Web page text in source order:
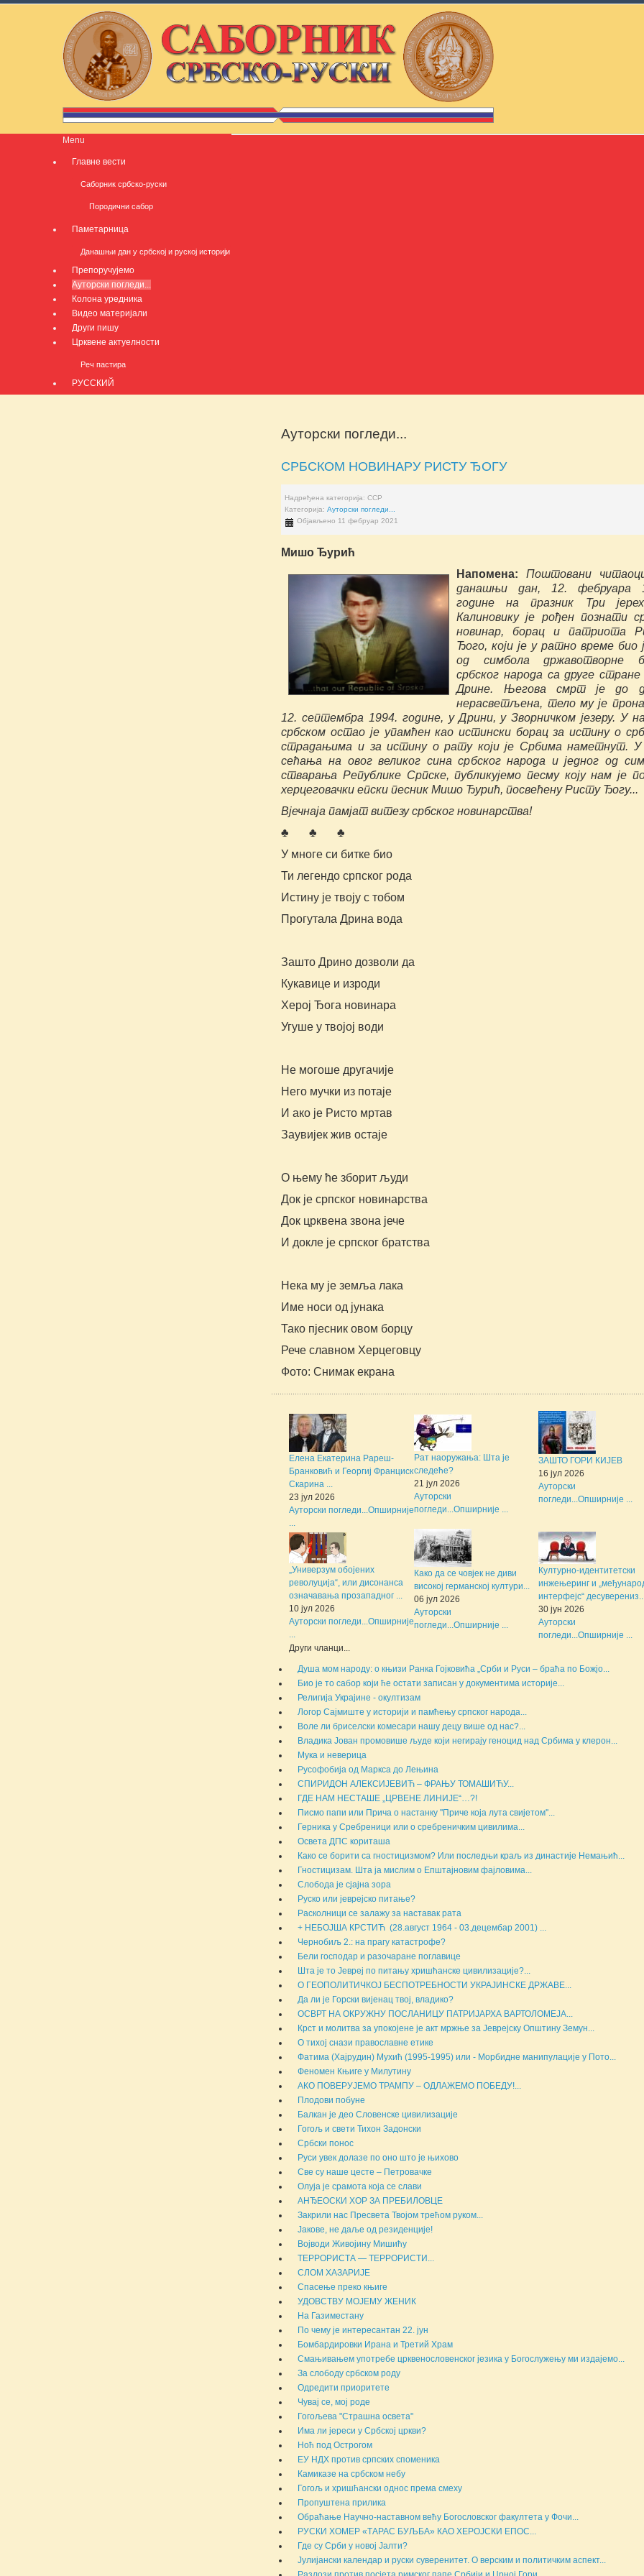
Menu
Главне вести
Саборник србско-руски
Породични сабор
Паметарница
Данашњи дан у србској и руској историји
Препоручујемо
Ауторски погледи...
Колона уредника
Видео материјали
Други пишу
Црквене актуелности
Реч пастира
РУССКИЙ
Ауторски погледи...
СРБСКОМ НОВИНАРУ РИСТУ ЂОГУ
Надређена категорија:ССР
Категорија:Ауторски погледи...
Објављено 11 фебруар 2021
Мишо Ђурић
Напомена:Поштовани
данашњи дан, 12. фебруара
године на празник Три
Калиновику је рођен познати
новинар, борац и патриота
Ђого, који је у ратно време био
од симбола државотворне
србског народа са друге стране
Дрине. Његова смрт је до
нерасветљена, тело му је
12. септембра 1994. године, у Дрини, у Зворничком језеру. У
србском остао је упамћен као истински борац за истину о
страдањима и за истину о рату који је Србима наметнут. У
сећања на овог великог сина србског народа и једног од
стварања Републике Српске, публикујемо песму коју нам је
херцеговачки епски песник Мишо Ђурић, посвећену Ристу Ђогу...
Вјечнаја памјат витезу србског новинарства!
♣ ♣ ♣
У многе си битке био
Ти легендо српског рода
Истину је твоју с тобом
Прогутала Дрина вода
Зашто Дрино дозволи да
Кукавице и изроди
Херој Ђога новинара
Угуше у твојој води
Не могоше другачије
Него мучки из потаје
И ако је Ристо мртав
Заувијек жив остаје
О њему ће зборит људи
Док је српског новинарства
Док црквена звона јече
И докле је српског братства
Нека му је земља лака
Име носи од јунака
Тако пјесник овом борцу
Рече славном Херцеговцу
Фото: Снимак екрана
Елена Екатерина Рареш-
Бранковић и Георгиј Франциск
Скарина ...
23 јул 2026
Ауторски погледи...Опширније
...
Рат наоружања: Шта је
следеће?
21 јул 2026
Ауторски
погледи...Опширније ...
ЗАШТО ГОРИ КИЈЕВ
16 јул 2026
Ауторски
погледи...Опширније ...
„Универзум обојених
револуција“, или дисонанса
означавања прозападног ...
10 јул 2026
Ауторски погледи...Опширније
...
Како да се човјек не диви
високој германској култури...
06 јул 2026
Ауторски
погледи...Опширније ...
Културно-идентитетски
инжењеринг и
интерфејс“
30 јун 2026
Ауторски
погледи...Опширније ...
Други чланци...
Душа мом народу: о књизи Ранка Гојковића „Срби и Руси – браћа по Божјо...
Био је то сабор који ће остати записан у документима историје...
Религија Украјине - окултизам
Логор Сајмиште у историји и памћењу српског народа...
Воле ли бриселски комесари нашу децу више од нас?...
Владика Јован промовише људе који негирају геноцид над Србима у клерон...
Мука и неверица
Русофобија од Маркса до Лењина
СПИРИДОН АЛЕКСИЈЕВИЋ – ФРАЊУ ТОМАШИЋУ...
ГДЕ НАМ НЕСТАШЕ „ЦРВЕНЕ ЛИНИЈЕ“…?!
Писмо папи или Прича о настанку ''Приче која лута свијетом''...
Герника у Сребреници или о сребреничким цивилима...
Освета ДПС кориташа
Како се борити са гностицизмом? Или последњи краљ из династије Немањић...
Гностицизам. Шта ја мислим о Епштајновим фајловима...
Слобода је сјајна зора
Руско или јеврејско питање?
Расколници се залажу за наставак рата
+ НЕБОЈША КРСТИЋ (28.август 1964 - 03.децембар 2001) ...
Чернобиљ 2.: на прагу катастрофе?
Бели господар и разочаране поглавице
Шта је то Јевреј по питању хришћанске цивилизације?...
О ГЕОПОЛИТИЧКОЈ БЕСПОТРЕБНОСТИ УКРАЈИНСКЕ ДРЖАВЕ...
Да ли је Горски вијенац твој, владико?
ОСВРТ НА ОКРУЖНУ ПОСЛАНИЦУ ПАТРИЈАРХА ВАРТОЛОМЕЈА...
Крст и молитва за упокојене је акт мржње за Јеврејску Општину Земун...
О тихој снази православне етике
Фатима (Хајрудин) Мухић (1995-1995) или - Морбидне манипулације у Пото...
Феномен Књиге у Милутину
АКО ПОВЕРУЈЕМО ТРАМПУ – ОДЛАЖЕМО ПОБЕДУ!...
Плодови побуне
Балкан је део Словенске цивилизације
Гогољ и свети Тихон Задонски
Србски понос
Руси увек долазе по оно што је њихово
Све су наше цесте – Петровачке
Олуја је срамота која се слави
АНЂЕОСКИ ХОР ЗА ПРЕБИЛОВЦЕ
Закрили нас Пресвета Твојом трећом руком...
Јакове, не даље од резиденције!
Војводи Живојину Мишићу
ТЕРРОРИСТА — ТЕРРОРИСТИ...
СЛОМ ХАЗАРИЈЕ
Спасење преко књиге
УДОВСТВУ МОЈЕМУ ЖЕНИК
На Газиместану
По чему је интересантан 22. јун
Бомбардировки Ирана и Третий Храм
Смањивањем употребе црквенословенског језика у Богослужењу ми издајемо...
За слободу србском роду
Одредити приоритете
Чувај се, мој роде
Гогољева "Страшна освета"
Има ли јереси у Србској цркви?
Ноћ под Острогом
ЕУ НДХ против српских споменика
Камиказе на србском небу
Гогољ и хришћански однос према смеху
Пропуштена прилика
Обраћање Научно-наставном већу Богословског факултета у Фочи...
РУСКИ ХОМЕР «ТАРАС БУЉБА» КАО ХЕРОЈСКИ ЕПОС...
Где су Срби у новој Јалти?
Јулијански календар и руски суверенитет. О верским и политичким аспект...